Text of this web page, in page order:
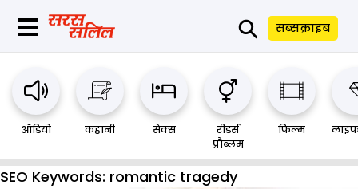
⚲ सब्सक्राइब
ऑडियो कहानी सेक्स
रीडर्स
प्रौब्लम
फिल्म
SEO Keywords: romantic tragedy